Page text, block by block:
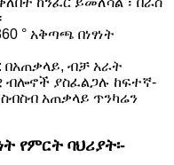
° አቅጣጫ በነፃነት
በአጠቃላይ, ብቻ አራት
ብሎኖች ያስፈልጋሉ ከፍተኛ-
አጠቃላይ ጥንካሬን
የምርት ባህሪያት፡-